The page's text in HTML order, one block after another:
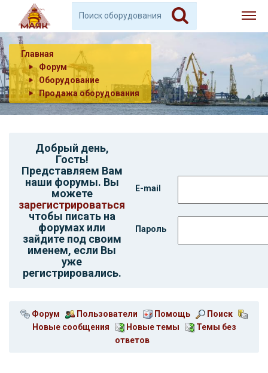
Главная
Форум
Оборудование
Продажа оборудования
Добрый день,
Гость!
Представляем Вам
наши форумы. Вы
можете
зарегистрироваться
чтобы писать на
форумах или
зайдите под своим
именем, если Вы
уже
регистрировались.
E-mail
Пароль
Форум Пользователи Помощь
Поиск
Новые сообщения
Новые темы
Темы без
ответов